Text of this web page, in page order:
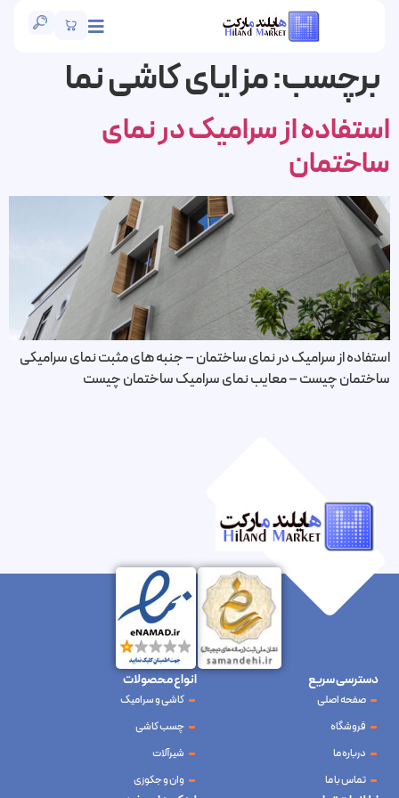
برچسب:مزایای کاشی نما
از سرامیک در نمای
از سرامیک در نمای ساختمان – جنبه های مثبت نمای سرامیکی
چیست – معایب نمای سرامیک ساختمان چیست
دسترسی سریع
صفحه اصلی
فروشگاه
درباره ما
تماس با ما
انواع محصولات
کاشی و سرامیک
چسب کاشی
شیرآلات
وان و جکوزی